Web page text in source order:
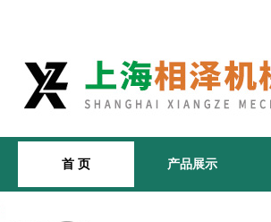
首 页 产品展示